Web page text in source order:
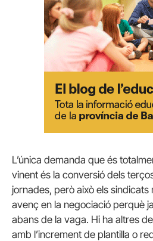
L’única demanda que és
vinent és la conversió dels
jornades, però això els sindicats
avenç en la negociació perquè
abans de la vaga. Hi ha altres
amb l’increment de plantilla o